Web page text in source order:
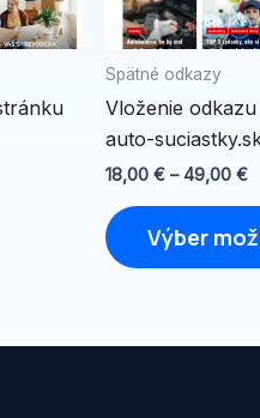
Spätné odkazy
Vloženie
auto-
18,00 € – 49,00 €
Výber